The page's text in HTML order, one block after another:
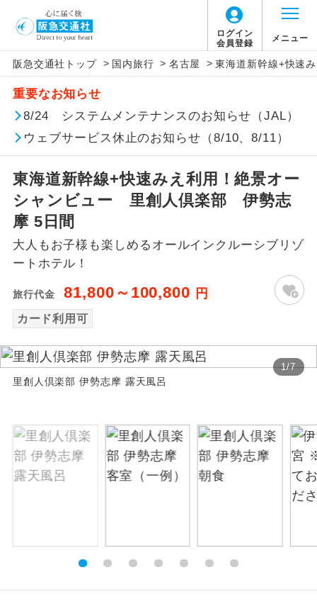
ログイン
会員登録
メニュー
阪急交通社トップ > 国内旅行 > 名古屋 > 東海道新幹線+快速
重要なお知らせ
8/24 システムメンテナンスのお知らせ（JAL）
ウェブサービス休止のお知らせ（8/10、8/11）
東海道新幹線+快速みえ利用！絶景オー
シャンビュー 里創人倶楽部 伊勢志
摩 5日間
大人もお子様も楽しめるオールインクルーシブリゾ
ートホテル！
旅行代金 81,800～100,800 円
カード利用可
1/7
里創人倶楽部 伊勢志摩 露天風呂
アイコン 説明
添乗員同行
往路出発空港（駅）から復路到着空港
（駅）まで同行します。
現地添乗員同
行
現地到着空港（駅）から最終日出発空港
（駅）まで添乗員が同行します。
バスガイド乗
務
バスガイドが乗務し、車内での観光案内
新コース
世界遺産
ユネスコに登録されている文化遺産や自
絶景 絶景スポットに立ち寄るコースです。
温泉 温泉地にも宿泊するコースです。
露天風呂
す。
ご宿泊ホテルに大浴場が付いています。
全てのお食事が付いていますので、お食
お部屋食
お部屋にてゆっくりとお召し上がりいた